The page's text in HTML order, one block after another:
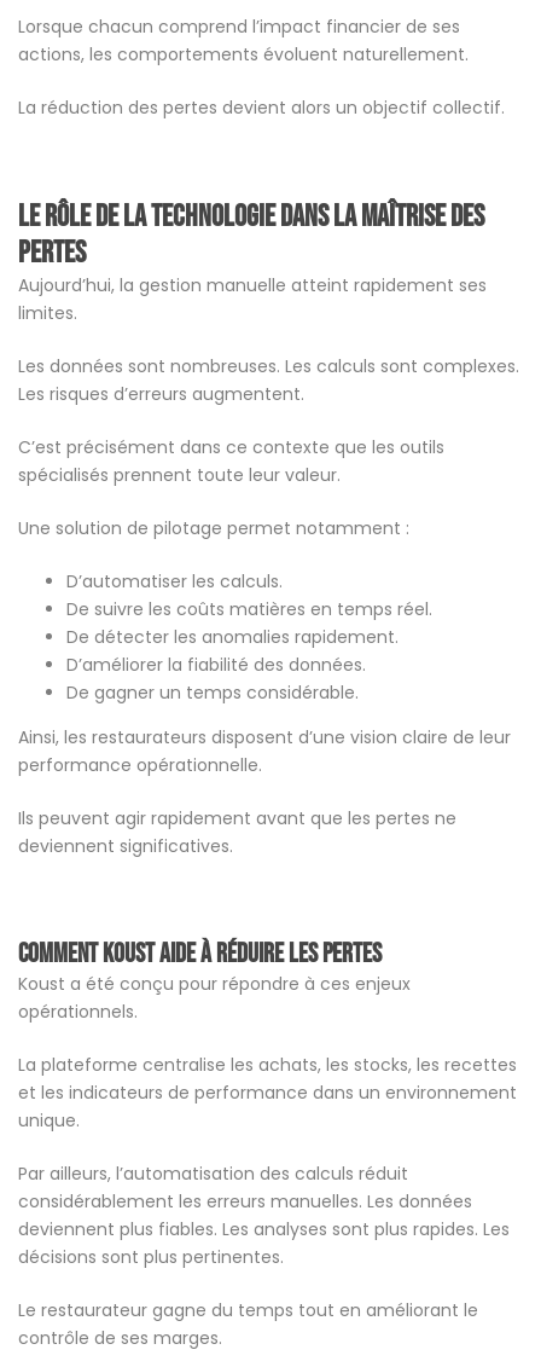
Lorsque chacun comprend l’impact financier de ses
actions, les comportements évoluent naturellement.
La réduction des pertes devient alors un objectif collectif.
Le rôle de la technologie dans la maîtrise des
pertes
Aujourd’hui, la gestion manuelle atteint rapidement ses
limites.
Les données sont nombreuses. Les calculs sont complexes.
Les risques d’erreurs augmentent.
C’est précisément dans ce contexte que les outils
spécialisés prennent toute leur valeur.
Une solution de pilotage permet notamment :
D’automatiser les calculs.
De suivre les coûts matières en temps réel.
De détecter les anomalies rapidement.
D’améliorer la fiabilité des données.
De gagner un temps considérable.
Ainsi, les restaurateurs disposent d’une vision claire de leur
performance opérationnelle.
Ils peuvent agir rapidement avant que les pertes ne
deviennent significatives.
Comment Koust aide à réduire les pertes
Koust a été conçu pour répondre à ces enjeux
opérationnels.
La plateforme centralise les achats, les stocks, les recettes
et les indicateurs de performance dans un environnement
unique.
Par ailleurs, l’automatisation des calculs réduit
considérablement les erreurs manuelles. Les données
deviennent plus fiables. Les analyses sont plus rapides. Les
décisions sont plus pertinentes.
Le restaurateur gagne du temps tout en améliorant le
contrôle de ses marges.